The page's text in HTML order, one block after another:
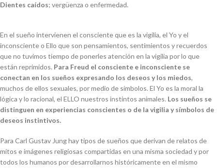
Dientes caídos; vergüenza o enfermedad.
En el sueño intervienen el consciente que es la vigilia, el Yo y el
inconsciente o Ello que son pensamientos, sentimientos y recuerdos
que no tuvimos tiempo de ponerles atención en la vigilia por lo que
están reprimidos. Para Freud el consciente e inconsciente se
conectan en los sueños expresando los deseos y los miedos,
muchos de ellos sexuales, por medio de símbolos. El Yo es la moral la
lógica y lo racional, el ELLO nuestros instintos animales. Los sueños se
distinguen en experiencias conscientes o de la vigilia y símbolos de
deseos instintivos.
Para Carl Gustav Jung hay tipos de sueños que derivan de relatos de
mitos e imágenes religiosas compartidas en una misma sociedad y por
todos los humanos por desarrollarnos históricamente en el mismo